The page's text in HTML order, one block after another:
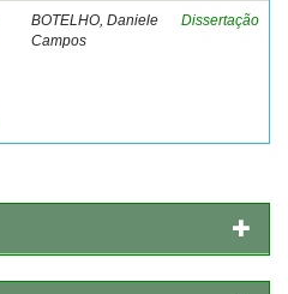
BOTELHO, Daniele
Campos
Dissertação